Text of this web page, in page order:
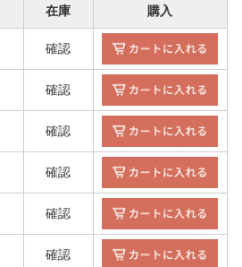
在庫 購入
確認
確認
確認
確認
確認
確認